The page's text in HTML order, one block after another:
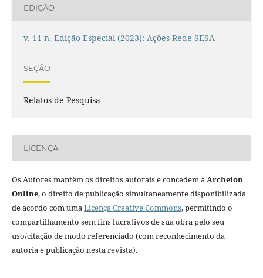
EDIÇÃO
v. 11 n. Edição Especial (2023): Ações Rede SESA
SEÇÃO
Relatos de Pesquisa
LICENÇA
Os Autores mantêm os direitos autorais e concedem àArcheion
Online, o direito de publicação simultaneamente disponibilizada
de acordo com umaLicença Creative Commons, permitindo o
compartilhamento sem fins lucrativos de sua obra pelo seu
uso/citação de modo referenciado (com reconhecimento da
autoria e publicação nesta revista).